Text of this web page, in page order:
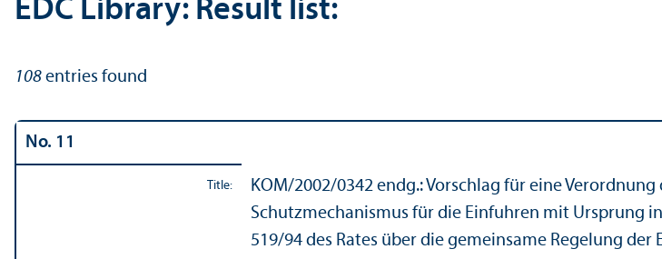
EDC Library: Result list:
108 entries found
No. 11
Title: KOM/2002/0342 endg.: Vorschlag für eine
Schutzmechanismus für die Einfuhren mit Ursprung
519/94 des Rates über die gemeinsame Regelung